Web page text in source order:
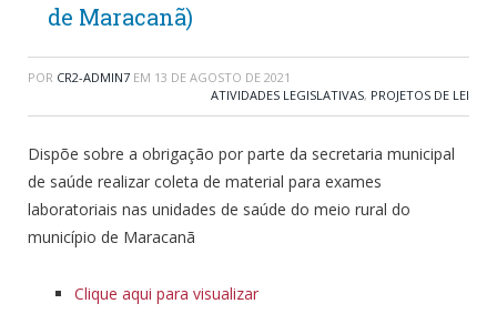
de Maracanã)
POR CR2-ADMIN7 EM 13 DE AGOSTO DE 2021
ATIVIDADES LEGISLATIVAS, PROJETOS DE LEI
Dispõe sobre a obrigação por parte da secretaria municipal
de saúde realizar coleta de material para exames
laboratoriais nas unidades de saúde do meio rural do
município de Maracanã
Clique aqui para visualizar